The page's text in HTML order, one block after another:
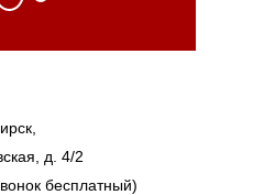
д. 4/2
бесплатный)